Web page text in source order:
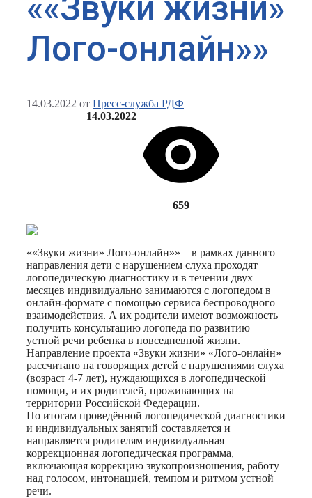
««Звуки жизни»
Лого-онлайн»»
14.03.2022 от Пресс-служба РДФ
14.03.2022
659
««Звуки жизни» Лого-онлайн»» – в рамках данного
направления дети с нарушением слуха проходят
логопедическую диагностику и в течении двух
месяцев индивидуально занимаются с логопедом в
онлайн-формате с помощью сервиса беспроводного
взаимодействия. А их родители имеют возможность
получить консультацию логопеда по развитию
устной речи ребенка в повседневной жизни.
Направление проекта «Звуки жизни» «Лого-онлайн»
рассчитано на говорящих детей с нарушениями слуха
(возраст 4-7 лет), нуждающихся в логопедической
помощи, и их родителей, проживающих на
территории Российской Федерации.
По итогам проведённой логопедической диагностики
и индивидуальных занятий составляется и
направляется родителям индивидуальная
коррекционная логопедическая программа,
включающая коррекцию звукопроизношения, работу
над голосом, интонацией, темпом и ритмом устной
речи.